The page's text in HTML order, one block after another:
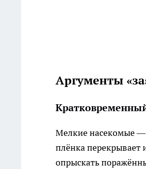
Аргументы
Мелкие насекомые —
плёнка перекрывает
опрыскать